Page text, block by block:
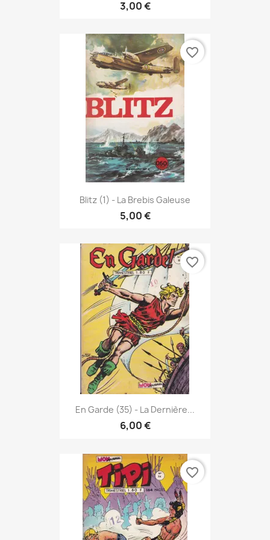
3,00 €
Blitz (1) - La Brebis Galeuse
5,00 €
favorite_border
En Garde (35) - La Dernière...
6,00 €
favorite_border
favorite_border